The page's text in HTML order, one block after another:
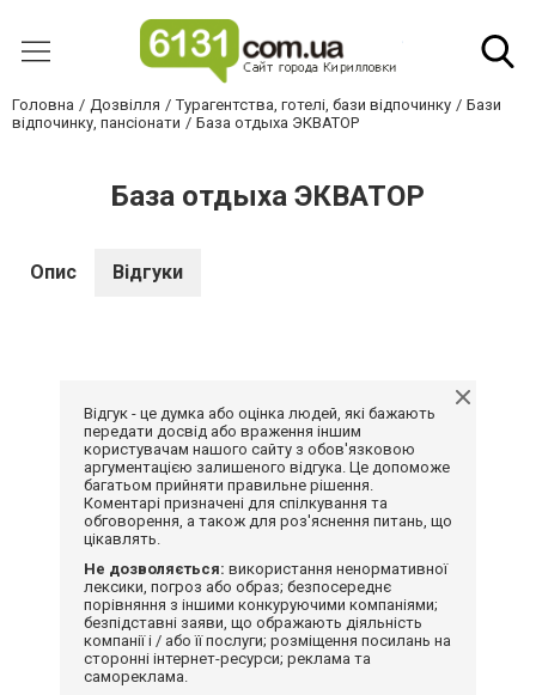
Головна Дозвілля Турагентства, готелі, бази відпочинку
Бази
відпочинку, пансіонати
База отдыха ЭКВАТОР
База отдыха ЭКВАТОР
Опис Відгуки
Відгук - це думка або оцінка людей, які бажають
передати досвід або враження іншим
користувачам нашого сайту з обов'язковою
аргументацією залишеного відгука. Це допоможе
багатьом прийняти правильне рішення.
Коментарі призначені для спілкування та
обговорення, а також для роз'яснення питань, що
цікавлять.
Не дозволяється: використання ненормативної
лексики, погроз або образ; безпосереднє
порівняння з іншими конкуруючими компаніями;
безпідставні заяви, що ображають діяльність
компанії і / або її послуги; розміщення посилань на
сторонні інтернет-ресурси; реклама та
самореклама.